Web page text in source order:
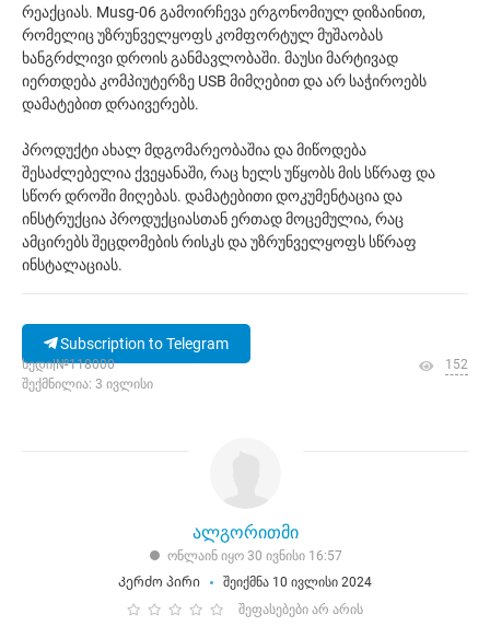
რეაქციას. Musg-06 გამოირჩევა ერგონომიულ დიზაინით,
რომელიც უზრუნველყოფს კომფორტულ მუშაობას
ხანგრძლივი დროის განმავლობაში. მაუსი მარტივად
იერთდება კომპიუტერზე USB მიმღებით და არ საჭიროებს
დამატებით დრაივერებს.
პროდუქტი ახალ მდგომარეობაშია და მიწოდება
შესაძლებელია ქვეყანაში, რაც ხელს უწყობს მის სწრაფ და
სწორ დროში მიღებას. დამატებითი დოკუმენტაცია და
ინსტრუქცია პროდუქციასთან ერთად მოცემულია, რაც
ამცირებს შეცდომების რისკს და უზრუნველყოფს სწრაფ
ინსტალაციას.
Subscription to Telegram
ხედი|№118000
შექმნილია: 3 ივლისი
152
ალგორითმი
ონლაინ იყო 30 ივნისი 16:57
Კერძო პირი
შეიქმნა 10 ივლისი 2024
შეფასებები არ არის